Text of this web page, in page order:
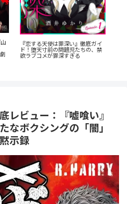
『恋する天使は罪深い』徹底ガイ
ド！堕天寸前の問題児たちの、禁
欲ラブコメが罪深すぎる
レビュー：『嘘喰い』
なボクシングの「闇」
示録